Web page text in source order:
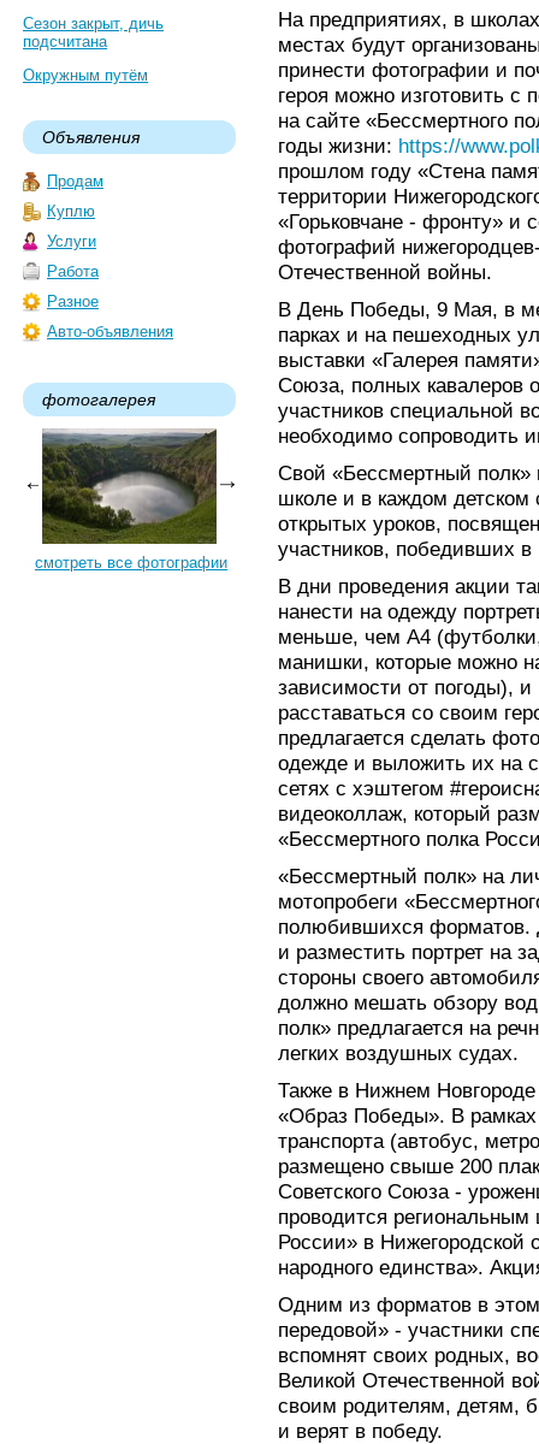
Сезон закрыт, дичь
подсчитана
Окружным путём
Объявления
Продам
Куплю
Услуги
Работа
Разное
Авто-объявления
фотогалерея
смотреть все фотографии
На предприятиях, в
местах будут
принести фотографии и
героя можно изготовить с
на сайте «Бессмертного
годы жизни: https://
прошлом году «Стена
территории
«Горьковчане - фронту» и
фотографий
Отечественной войны.
В День Победы, 9 Мая, в
парках и на пешеходных
выставки «Галерея
Союза, полных кавалеров
участников специальной
необходимо сопроводить
Свой «Бессмертный полк»
школе и в каждом детском
открытых уроков,
участников, победивших
В дни проведения акции
нанести на одежду
меньше, чем А4
манишки, которые можно
зависимости от погоды),
расставаться со своим
предлагается сделать
одежде и выложить их на
сетях с хэштегом
видеоколлаж, который
«Бессмертного полка
«Бессмертный полк» на
мотопробеги
полюбившихся форматов.
и разместить портрет на
стороны своего
должно мешать обзору
полк» предлагается на
легких воздушных судах.
Также в Нижнем Новгороде
«Образ Победы». В рамках
транспорта (автобус,
размещено свыше 200
Советского Союза -
проводится
России» в Нижегородской
народного единства».
Одним из форматов в этом
передовой» - участники
вспомнят своих родных,
Великой Отечественной
своим родителям, детям,
и верят в победу.